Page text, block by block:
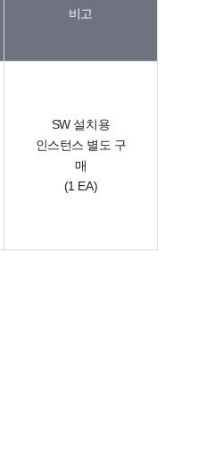
비고
SW 설치용
인스턴스 별도 구
매
(1 EA)